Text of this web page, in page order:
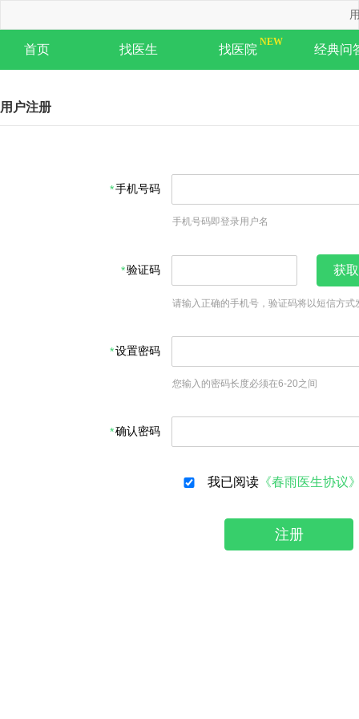
首页 找医生 找医院 经典问
用户注册
手机号码
手机号码即登录用户名
验证码 获
请输入正确的手机号，验证码将以短信方式
设置密码
您输入的密码长度必须在6-20之间
确认密码
我已阅读 《春雨医生协议
注册